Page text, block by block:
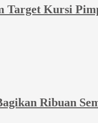
Target Kursi
Ribuan